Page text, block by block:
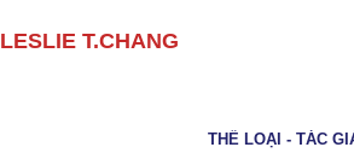
LESLIE T.CHANG
THỂ LOẠI - TÁC